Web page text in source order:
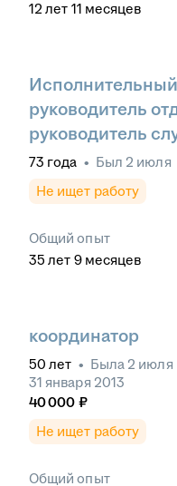
12 лет 11 месяцев
руководитель
руководитель
73 года • Был 2 июля
Не ищет работу
Общий опыт
35 лет 9 месяцев
координатор
50 лет • Была 2 июля
31 января 2013
40 000 ₽
Не ищет работу
Общий опыт